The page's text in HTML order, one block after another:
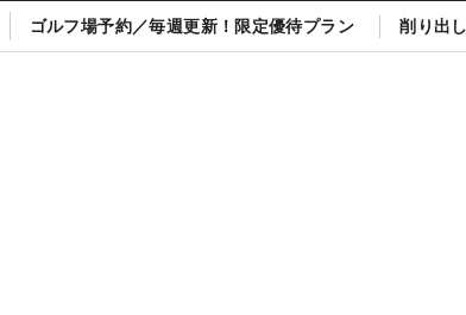
ゴルフ場予約／毎週更新！限定優待プラン 削り出